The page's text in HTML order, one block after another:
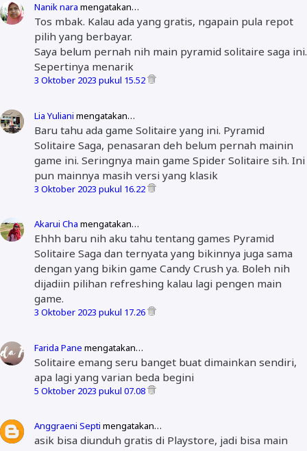
Nanik nara mengatakan…
Tos mbak. Kalau ada yang gratis, ngapain pula repot
pilih yang berbayar.
Saya belum pernah nih main pyramid solitaire saga ini.
Sepertinya menarik
3 Oktober 2023 pukul 15.52
Lia Yuliani mengatakan…
Baru tahu ada game Solitaire yang ini. Pyramid
Solitaire Saga, penasaran deh belum pernah mainin
game ini. Seringnya main game Spider Solitaire sih. Ini
pun mainnya masih versi yang klasik
3 Oktober 2023 pukul 16.22
Akarui Cha mengatakan…
Ehhh baru nih aku tahu tentang games Pyramid
Solitaire Saga dan ternyata yang bikinnya juga sama
dengan yang bikin game Candy Crush ya. Boleh nih
dijadiin pilihan refreshing kalau lagi pengen main
game.
3 Oktober 2023 pukul 17.26
Farida Pane mengatakan…
Solitaire emang seru banget buat dimainkan sendiri,
apa lagi yang varian beda begini
5 Oktober 2023 pukul 07.08
Anggraeni Septi mengatakan…
asik bisa diunduh gratis di Playstore, jadi bisa main